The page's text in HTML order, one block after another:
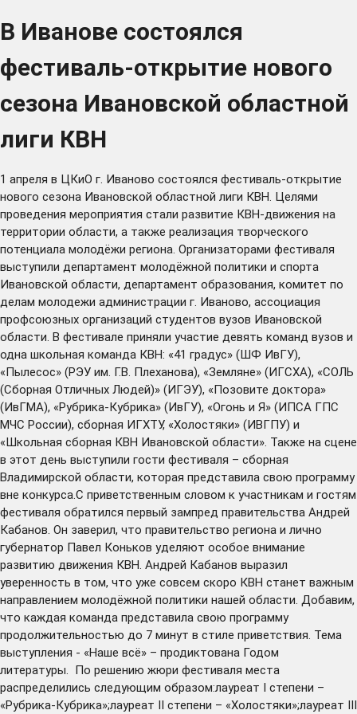
В Иванове состоялся
фестиваль-открытие нового
сезона Ивановской областной
лиги КВН
1 апреля в ЦКиО г. Иваново состоялся фестиваль-открытие
нового сезона Ивановской областной лиги КВН. Целями
проведения мероприятия стали развитие КВН-движения на
территории области, а также реализация творческого
потенциала молодёжи региона. Организаторами фестиваля
выступили департамент молодёжной политики и спорта
Ивановской области, департамент образования, комитет по
делам молодежи администрации г. Иваново, ассоциация
профсоюзных организаций студентов вузов Ивановской
области. В фестивале приняли участие девять команд вузов и
одна школьная команда КВН: «41 градус» (ШФ ИвГУ),
«Пылесос» (РЭУ им. Г.В. Плеханова), «Земляне» (ИГСХА), «СОЛЬ
(Сборная Отличных Людей)» (ИГЭУ), «Позовите доктора»
(ИвГМА), «Рубрика-Кубрика» (ИвГУ), «Огонь и Я» (ИПСА ГПС
МЧС России), сборная ИГХТУ, «Холостяки» (ИВГПУ) и
«Школьная сборная КВН Ивановской области». Также на сцене
в этот день выступили гости фестиваля – сборная
Владимирской области, которая представила свою программу
вне конкурса.С приветственным словом к участникам и гостям
фестиваля обратился первый зампред правительства Андрей
Кабанов. Он заверил, что правительство региона и лично
губернатор Павел Коньков уделяют особое внимание
развитию движения КВН. Андрей Кабанов выразил
уверенность в том, что уже совсем скоро КВН станет важным
направлением молодёжной политики нашей области. Добавим,
что каждая команда представила свою программу
продолжительностью до 7 минут в стиле приветствия. Тема
выступления - «Наше всё» – продиктована Годом
литературы. По решению жюри фестиваля места
распределились следующим образом:лауреат I степени –
«Рубрика-Кубрика»;лауреат II степени – «Холостяки»;лауреат III